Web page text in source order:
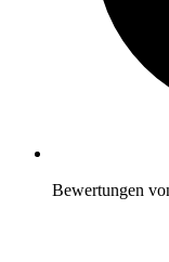
Bewertungen